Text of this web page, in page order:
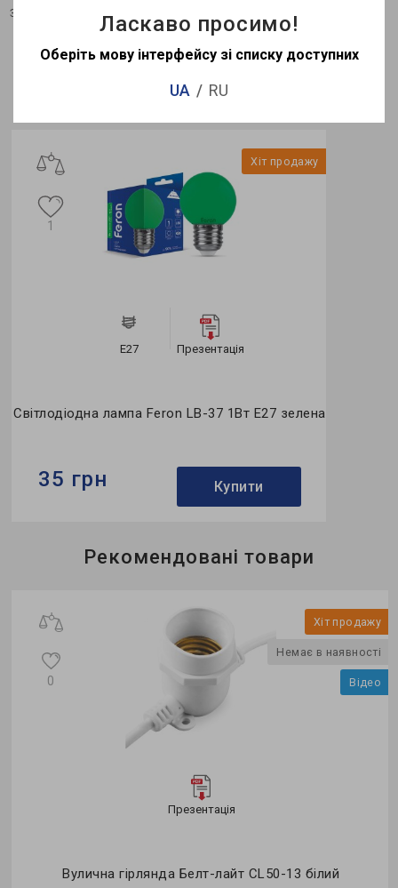
залежності від партії
Переглянуті
Хіт продажу
Е27 Презентація
Світлодіодна лампа Feron LB-37 1Вт E27 зелена
1
35 грн Купити
Feron
Рекомендовані товари
Хіт продажу
Немає в наявності
Відео
Презентація
Вулична гірлянда Белт-лайт CL50-13 білий
0
Ласкаво просимо!
Оберіть мову інтерфейсу зі списку доступних
UA RU